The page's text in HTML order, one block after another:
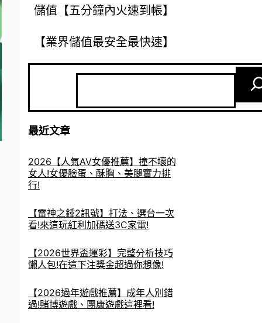
儲值【五分鐘內火速到帳】
【業界儲值最安全最快速】
最近文章
2026【人氣AV女優推薦】撞不壞的
女人!女優臉蛋、酥胸、美腿實力排
行!
【雷神之錘2訊號】打法、選台一次
看!來這玩紅利加碼送3C家電!
【2026世界盃運彩】完整分析技巧
懶人包!在這下注獎金超過你想像!
【2026過年遊戲推薦】成年人別錯
過!賭博遊戲、團康遊戲這裡看!